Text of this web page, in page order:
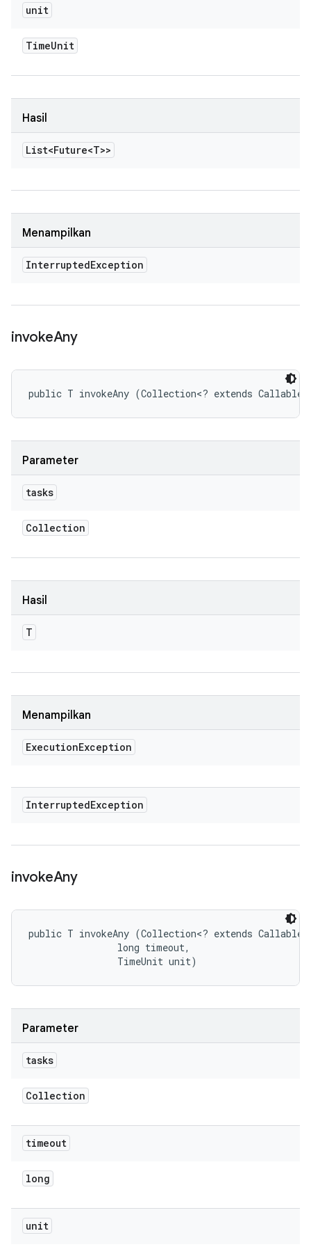
unit
TimeUnit
Hasil
List<Future<T>>
Menampilkan
InterruptedException
invokeAny
public T invokeAny (Collection<? extends
Parameter
tasks
Collection
Hasil
T
Menampilkan
ExecutionException
InterruptedException
invokeAny
public T invokeAny (Collection<? extends
                long timeout,
                TimeUnit unit)
Parameter
tasks
Collection
timeout
long
unit